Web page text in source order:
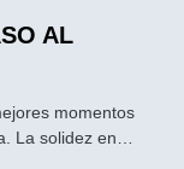
AL
momentos
La solidez en…